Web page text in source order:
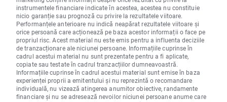
instrumentele financiare indicate în acestea, acestea nu constituie
nicio garanție sau prognoză cu privire la rezultatele viitoare.
Performanțele anterioare nu indică neapărat rezultatele viitoare și
orice persoană care acționează pe baza acestor informații o face pe
propriul risc. Acest material nu este emis pentru a influenta deciziile
de tranzacționare ale niciunei persoane. Informațiile cuprinse în
cadrul acestui material nu sunt prezentate pentru a fi aplicate,
copiate sau testate în cadrul tranzacțiilor dumneavoastră.
Informațiile cuprinse în cadrul acestui material sunt emise în baza
experienței proprii a emitentului și nu reprezintă o recomandare
individuală, nu vizează atingerea anumitor obiective, randamente
financiare și nu se adresează nevoilor niciunei persoane anume care